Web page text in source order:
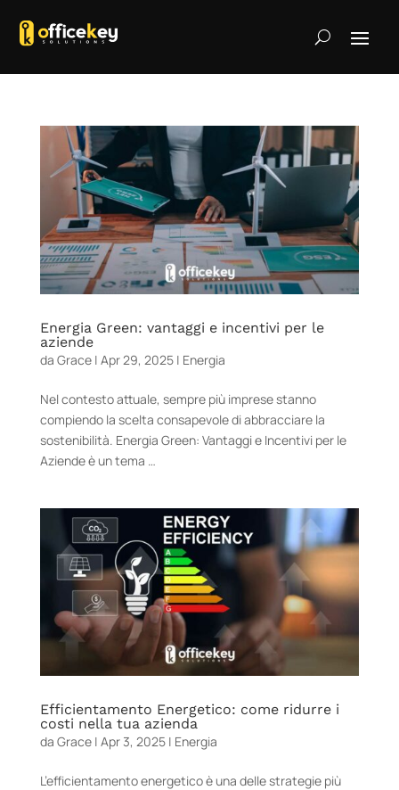
Energia Green: vantaggi e incentivi per le
aziende
da Grace| Apr 29, 2025| Energia
Nel contesto attuale, sempre più imprese stanno
compiendo la scelta consapevole di abbracciare la
sostenibilità. Energia Green: Vantaggi e Incentivi per le
Aziende è un tema …
Efficientamento Energetico: come ridurre i
costi nella tua azienda
da Grace| Apr 3, 2025| Energia
L’efficientamento energetico è una delle strategie più